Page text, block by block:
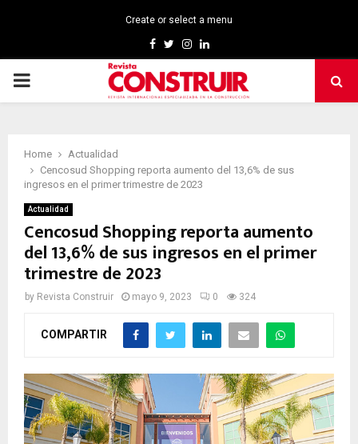
Create or select a menu
Facebook
TwitterInstagram
Linkedin
PRIMARY
Home
Actualidad
Cencosud Shopping reporta aumento del 13,6% de sus
ingresos en el primer trimestre de 2023
Actualidad
Cencosud Shopping reporta aumento
del 13,6% de sus ingresos en el primer
trimestre de 2023
by Revista Construir mayo 9, 2023 0 324
COMPARTIR